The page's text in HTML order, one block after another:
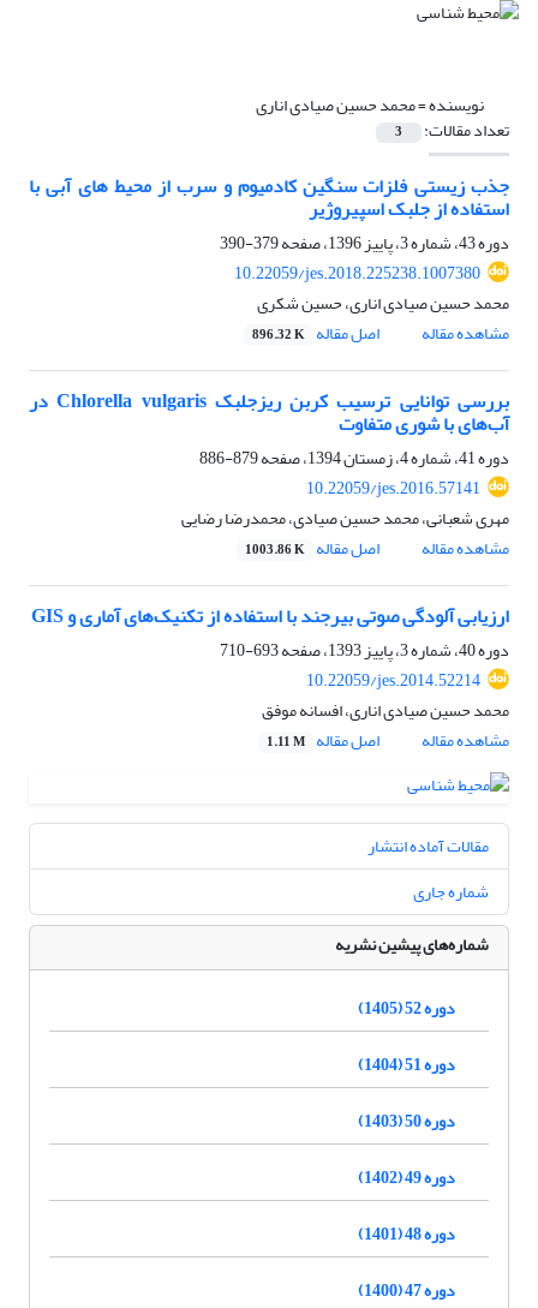
نویسنده =محمد حسین صیادی اناری
تعداد مقالات: 3
جذب زیستی فلزات سنگین کادمیوم و سرب از محیط های آبی با
استفاده از جلبک اسپیروژیر
دوره 43، شماره 3، پاییز 1396، صفحه
379-390
10.22059/jes.2018.225238.1007380
محمد حسین صیادی اناری، حسین شکری
مشاهده مقاله
اصل مقاله 896.32 K
بررسی توانایی ترسیب کربن ریزجلبک Chlorella vulgaris در
آب‌های با شوری متفاوت
دوره 41، شماره 4، زمستان 1394، صفحه
879-886
10.22059/jes.2016.57141
مهری شعبانی، محمد حسین صیادی، محمدرضا رضایی
مشاهده مقاله
اصل مقاله 1003.86 K
ارزیابی آلودگی صوتی بیرجند با استفاده از تکنیک‌های آماری و GIS
دوره 40، شماره 3، پاییز 1393، صفحه
693-710
10.22059/jes.2014.52214
محمد حسین صیادی اناری، افسانه موفق
مشاهده مقاله
اصل مقاله 1.11 M
مقالات آماده انتشار
شماره جاری
شماره‌های پیشین نشریه
دوره 52 (1405)
دوره 51 (1404)
دوره 50 (1403)
دوره 49 (1402)
دوره 48 (1401)
دوره 47 (1400)